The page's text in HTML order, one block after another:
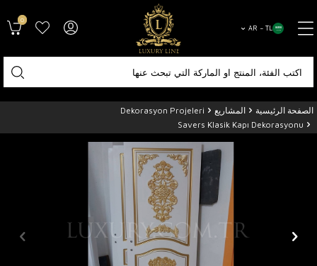
AR − TL
0
الصفحة الرئيسية المشاريع
Dekorasyon Projeleri
Savers Klasik Kapı Dekorasyonu